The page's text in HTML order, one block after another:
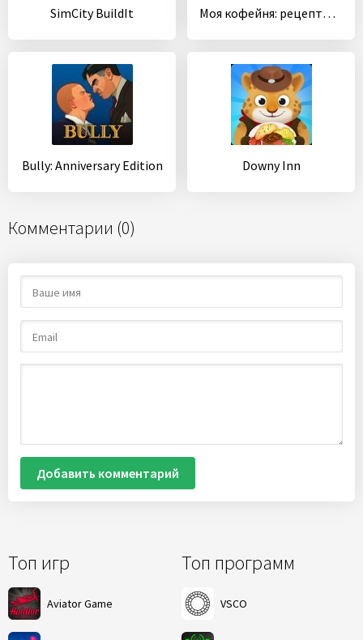
Топ игр
Aviator Game
Топ программ
VSCO
SimCity BuildIt Моя кофейня: рецепты и истории - ресторан мечты
Bully: Anniversary Edition Downy Inn
Комментарии (0)
Добавить комментарий